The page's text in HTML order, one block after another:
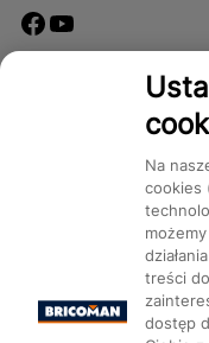
Dostępność
Kategorie
Na
cookies
treści
dostęp